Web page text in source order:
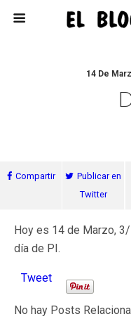
14 De
Compartir
Publicar en
Twitter
Hoy es 14 de Marzo,
día de PI.
Tweet
No hay Posts